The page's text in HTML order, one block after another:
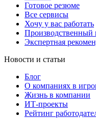
Готовое резюме
Все сервисы
Хочу у вас работать
Производственный
Экспертная
Новости и статьи
Блог
О компаниях в
Жизнь в компании
ИТ-проекты
Рейтинг